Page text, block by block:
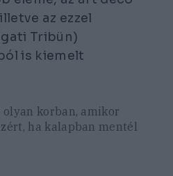
az ezzel
Tribün)
is kiemelt
korban, amikor
ha kalapban mentél